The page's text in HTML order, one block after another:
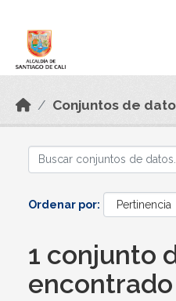
Conjuntos de
Ordenar por
1 conjunto
encontrado